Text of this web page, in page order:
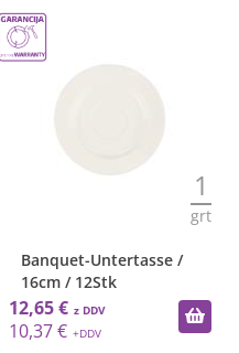
1
grt
Banquet-Untertasse /
16cm / 12Stk
12,65 €
10,37 €